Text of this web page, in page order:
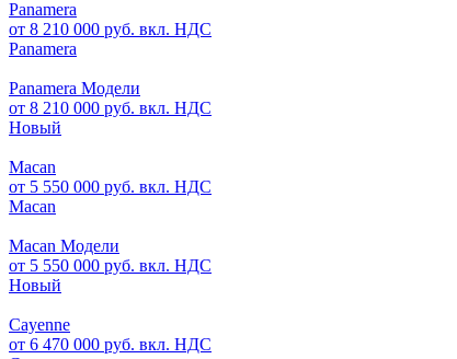
Panamera
от 8 210 000 руб. вкл. НДС
Panamera
Panamera Модели
от 8 210 000 руб. вкл. НДС
Новый
Macan
от 5 550 000 руб. вкл. НДС
Macan
Macan Модели
от 5 550 000 руб. вкл. НДС
Новый
Cayenne
от 6 470 000 руб. вкл. НДС